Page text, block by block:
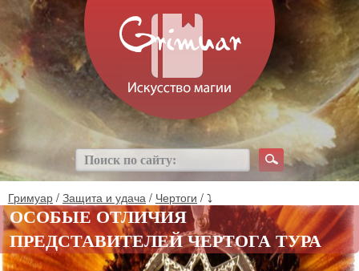
Гримуар / Защита и удача / Чертоги / ⤵
ОСОБЫЕ ОТЛИЧИЯ
ПРЕДСТАВИТЕЛЕЙ ЧЕРТОГА ТУРА